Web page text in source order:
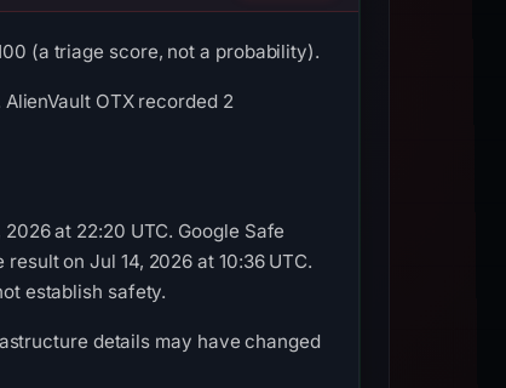
(a triage score, not a probability).
OTX recorded 2
at 22:20 UTC. Google Safe
on Jul 14, 2026 at 10:36 UTC.
establish safety.
details may have changed